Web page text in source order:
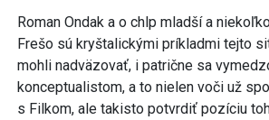
Roman Ondak a o chlp mladší a
Frešo sú kryštalickými príkladmi tejto
mohli nadväzovať, i patrične sa
konceptualistom, a to nielen voči už
s Filkom, ale takisto potvrdiť pozíciu